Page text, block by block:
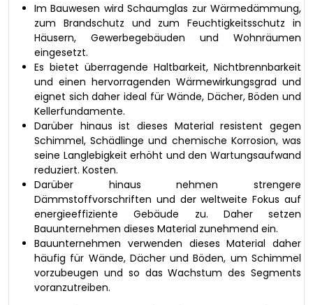
Im Bauwesen wird Schaumglas zur Wärmedämmung,
zum Brandschutz und zum Feuchtigkeitsschutz in
Häusern, Gewerbegebäuden und Wohnräumen
eingesetzt.
Es bietet überragende Haltbarkeit, Nichtbrennbarkeit
und einen hervorragenden Wärmewirkungsgrad und
eignet sich daher ideal für Wände, Dächer, Böden und
Kellerfundamente.
Darüber hinaus ist dieses Material resistent gegen
Schimmel, Schädlinge und chemische Korrosion, was
seine Langlebigkeit erhöht und den Wartungsaufwand
reduziert. Kosten.
Darüber hinaus nehmen strengere
Dämmstoffvorschriften und der weltweite Fokus auf
energieeffiziente Gebäude zu. Daher setzen
Bauunternehmen dieses Material zunehmend ein.
Bauunternehmen verwenden dieses Material daher
häufig für Wände, Dächer und Böden, um Schimmel
vorzubeugen und so das Wachstum des Segments
voranzutreiben.